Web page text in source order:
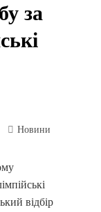
за
Новини
відбір